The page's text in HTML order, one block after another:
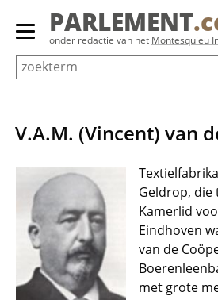
Overslaan
Primair
menu
tonen/verbergen
PARLEMENT
onder redactie van het Montesquieu
V.A.M. (Vincent) van
Geldrop, die
Kamerlid
Eindhoven
van de
met grote